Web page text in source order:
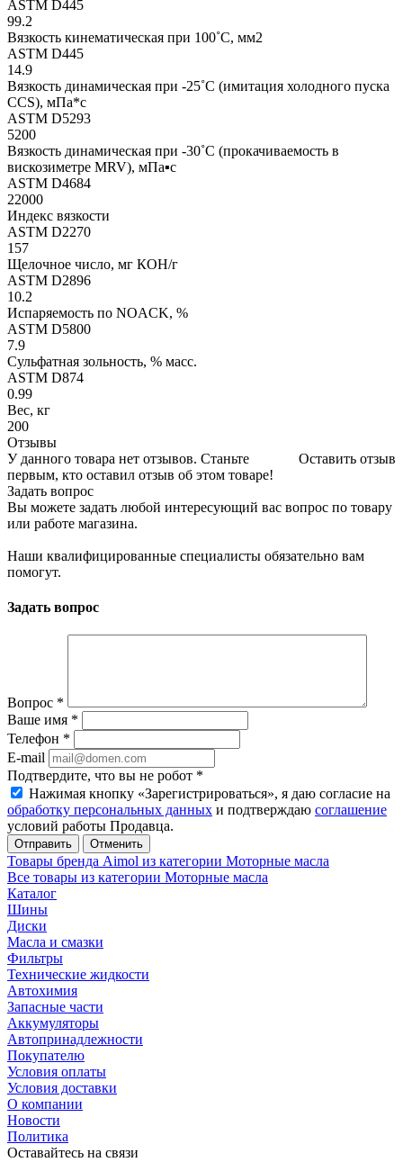
ASTM D445
99.2
Вязкость кинематическая при 100˚C, мм2
ASTM D445
14.9
Вязкость динамическая при -25˚C (имитация холодного пуска
CCS), мПа*с
ASTM D5293
5200
Вязкость динамическая при -30˚C (прокачиваемость в
вискозиметре MRV), мПа▪с
ASTM D4684
22000
Индекс вязкости
ASTM D2270
157
Щелочное число, мг КОН/г
ASTM D2896
10.2
Испаряемость по NOACK, %
ASTM D5800
7.9
Сульфатная зольность, % масс.
ASTM D874
0.99
Вес, кг
200
Отзывы
Оставить отзыв
У данного товара нет отзывов. Станьте
первым, кто оставил отзыв об этом товаре!
Задать вопрос
Вы можете задать любой интересующий вас вопрос по товару
или работе магазина.
Наши квалифицированные специалисты обязательно вам
помогут.
Задать вопрос
Вопрос *
Ваше имя *
Телефон *
E-mail
Подтвердите, что вы не робот *
Нажимая кнопку «Зарегистрироваться», я даю согласие на
обработку персональных данных и подтверждаю соглашение
условий работы Продавца.
Отменить
Товары бренда Aimol из категории Моторные масла
Все товары из категории Моторные масла
Каталог
Шины
Диски
Масла и смазки
Фильтры
Технические жидкости
Автохимия
Запасные части
Аккумуляторы
Автопринадлежности
Покупателю
Условия оплаты
Условия доставки
О компании
Новости
Политика
Оставайтесь на связи